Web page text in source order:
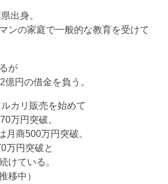
出身。
ンの家庭で一般的な教育を受けて
が
円の借金を負う。
カリ販売を始めて
万円突破。
月商500万円突破。
万円突破と
けている。
移中）